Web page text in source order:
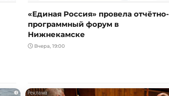
«Единая Россия» провела отчётно-
программный форум в
Нижнекамске
Вчера, 19:00
i